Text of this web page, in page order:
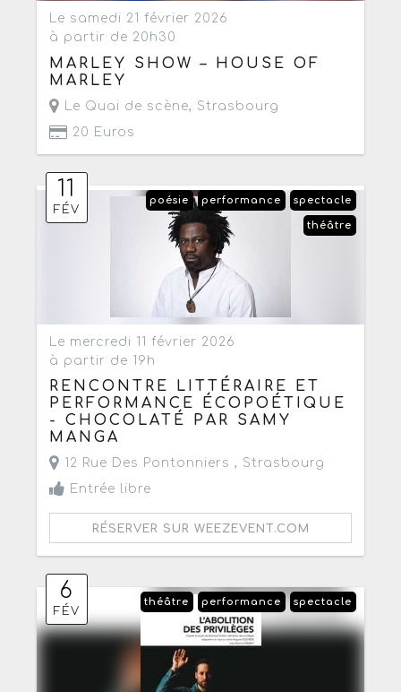
Le samedi 21 février 2026
à partir de 20h30
MARLEY SHOW – HOUSE OF
MARLEY
Le Quai de scène, Strasbourg
20 Euros
11
FÉV
spectacle
performance
poésie
théâtre
Le mercredi 11 février 2026
à partir de 19h
RENCONTRE LITTÉRAIRE ET
PERFORMANCE ÉCOPOÉTIQUE
- CHOCOLATÉ PAR SAMY
MANGA
12 Rue Des Pontonniers , Strasbourg
Entrée libre
RÉSERVER SUR WEEZEVENT.COM
6
FÉV
spectacle
performance
théâtre